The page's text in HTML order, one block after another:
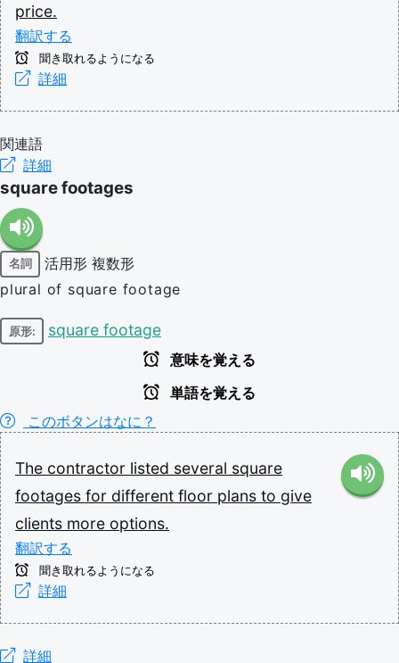
price.
翻訳する
聞き取れるようになる
詳細
関連語
詳細
square footages
名詞 活用形 複数形
plural of square footage
原形: square footage
意味を覚える
単語を覚える
このボタンはなに？
The contractor listed several square
footages for different floor plans to give
clients more options.
翻訳する
聞き取れるようになる
詳細
詳細